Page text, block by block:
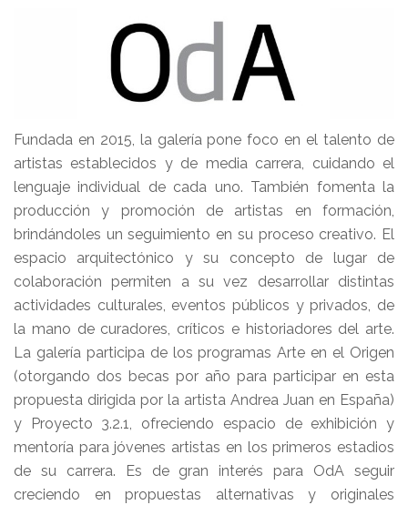
Fundada en 2015, la galería pone foco en el talento de
artistas establecidos y de media carrera, cuidando el
lenguaje individual de cada uno. También fomenta la
producción y promoción de artistas en formación,
brindándoles un seguimiento en su proceso creativo. El
espacio arquitectónico y su concepto de lugar de
colaboración permiten a su vez desarrollar distintas
actividades culturales, eventos públicos y privados, de
la mano de curadores, críticos e historiadores del arte.
La galería participa de los programas Arte en el Origen
(otorgando dos becas por año para participar en esta
propuesta dirigida por la artista Andrea Juan en España)
y Proyecto 3.2.1, ofreciendo espacio de exhibición y
mentoría para jóvenes artistas en los primeros estadios
de su carrera. Es de gran interés para OdA seguir
creciendo en propuestas alternativas y originales